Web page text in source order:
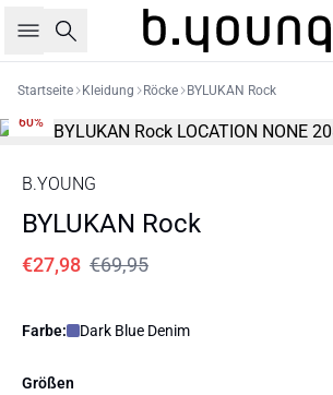
Suche
Startseite Kleidung Röcke BYLUKAN Rock
60%
B.YOUNG
BYLUKAN Rock
€27,98 €69,95
Farbe: Dark Blue Denim
Größen